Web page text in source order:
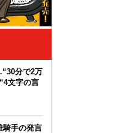
分で2万
文字の言
騎手の発言